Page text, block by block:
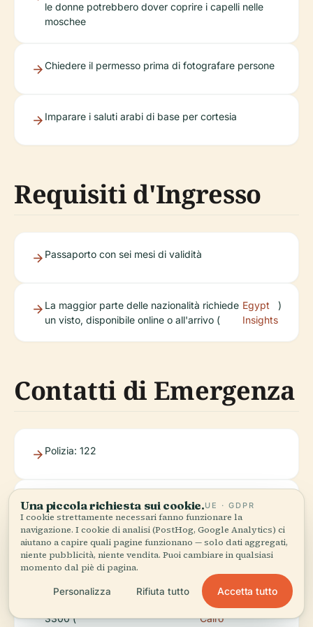
le donne potrebbero dover coprire i capelli nelle
moschee
Chiedere il permesso prima di fotografare persone
Imparare i saluti arabi di base per cortesia
Requisiti d'Ingresso
Passaporto con sei mesi di validità
La maggior parte delle nazionalità richiede
un visto, disponibile online o all'arrivo (
Egypt
Insights
)
Contatti di Emergenza
Polizia: 122
Ambulanza: 123
Vigili del fuoco: 180
3300 (
U.S. Embassy
Cairo
Una piccola richiesta sui cookie.UE · GDPR
I cookie strettamente necessari fanno funzionare la
navigazione. I cookie di analisi (PostHog, Google Analytics) ci
aiutano a capire quali pagine funzionano — solo dati aggregati,
niente pubblicità, niente vendita. Puoi cambiare in qualsiasi
momento dal piè di pagina.
Personalizza Rifiuta tutto Accetta tutto